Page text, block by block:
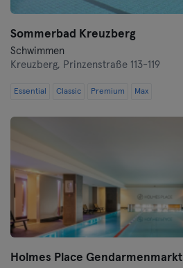
Sommerbad Kreuzberg
Schwimmen
Kreuzberg, Prinzenstraße 113-119
Essential Classic Premium Max
Holmes Place Gendarmenmarkt
Kiel
Kleve
Landshut
Leipzig
Lübeck